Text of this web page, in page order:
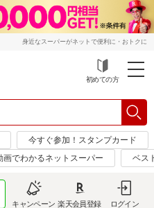
身近なスーパーがネットで便利に・おトクに
初めての方
今すぐ参加！スタンプカード
画でわかるネットスーパー ベス
キャンペーン 楽天会員登録 ログイン